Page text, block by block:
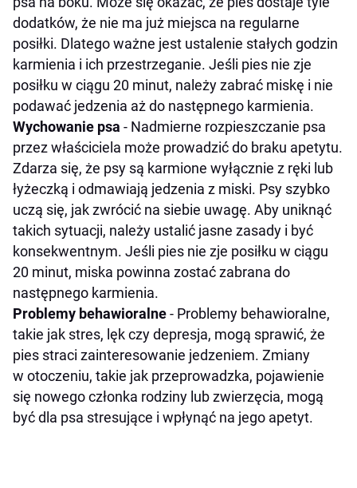
dodatków, że nie ma już miejsca na regularne
posiłki. Dlatego ważne jest ustalenie stałych godzin
karmienia i ich przestrzeganie. Jeśli pies nie zje
posiłku w ciągu 20 minut, należy zabrać miskę i nie
podawać jedzenia aż do następnego karmienia.
Wychowanie psa - Nadmierne rozpieszczanie psa
przez właściciela może prowadzić do braku apetytu.
Zdarza się, że psy są karmione wyłącznie z ręki lub
łyżeczką i odmawiają jedzenia z miski. Psy szybko
uczą się, jak zwrócić na siebie uwagę. Aby uniknąć
takich sytuacji, należy ustalić jasne zasady i być
konsekwentnym. Jeśli pies nie zje posiłku w ciągu
20 minut, miska powinna zostać zabrana do
następnego karmienia.
Problemy behawioralne- Problemy behawioralne,
takie jak stres, lęk czy depresja, mogą sprawić, że
pies straci zainteresowanie jedzeniem. Zmiany
w otoczeniu, takie jak przeprowadzka, pojawienie
się nowego członka rodziny lub zwierzęcia, mogą
być dla psa stresujące i wpłynąć na jego apetyt.